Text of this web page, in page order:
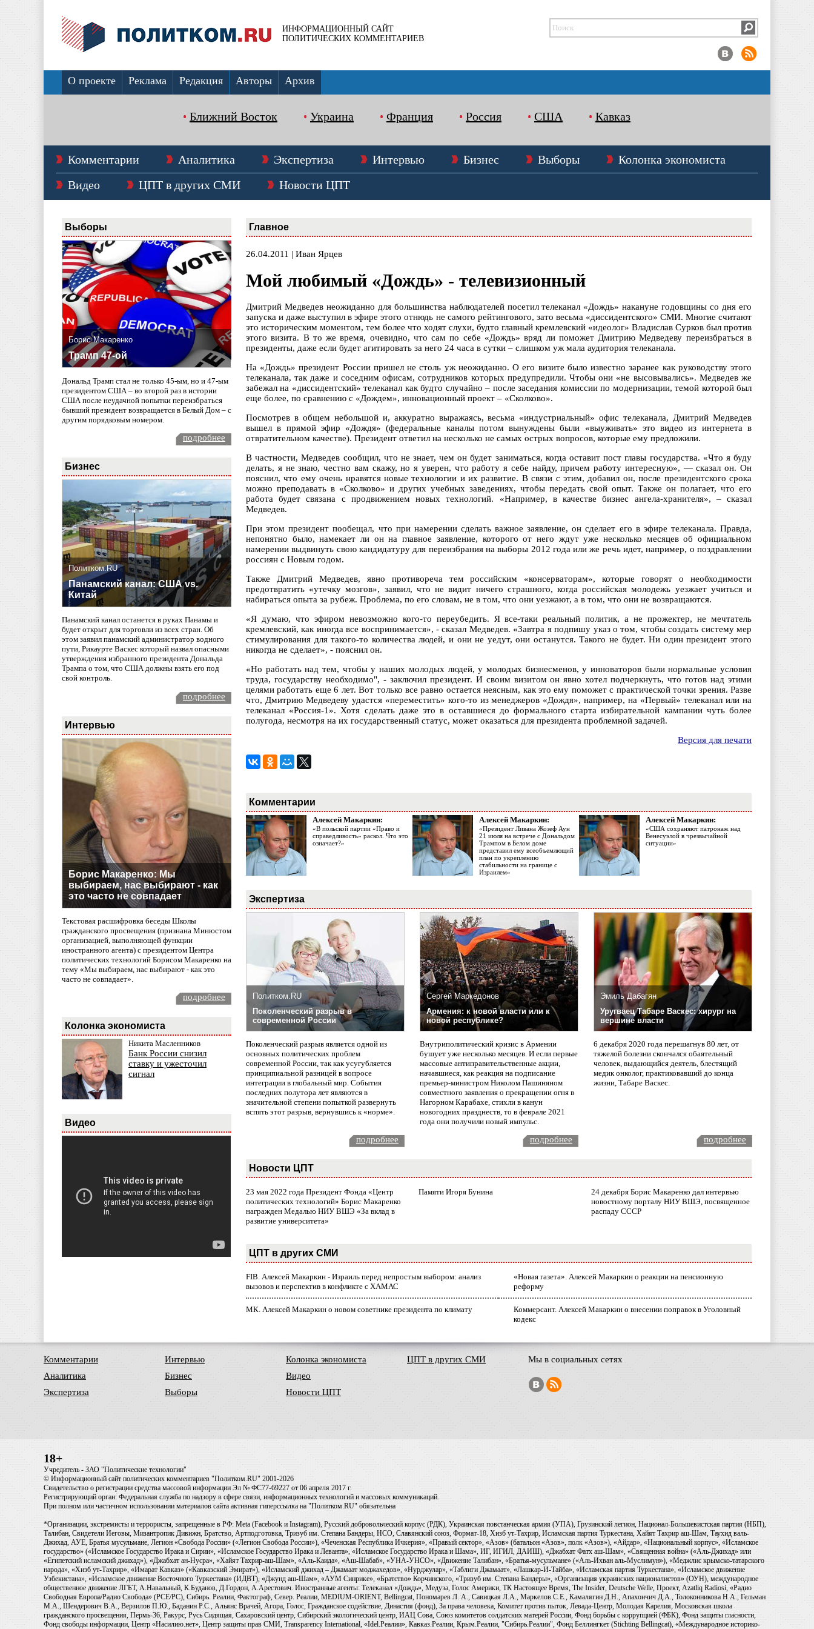
ИНФОРМАЦИОННЫЙ САЙТ
ПОЛИТИЧЕСКИХ КОММЕНТАРИЕВ
О проекте Реклама Редакция Авторы Архив
Ближний Восток Украина Франция Россия США Кавказ
Комментарии Аналитика Экспертиза Интервью Бизнес Выборы
Колонка экономиста
Видео
ЦПТ в других СМИ Новости ЦПТ
Выборы
Борис Макаренко
Трамп 47-ой
Дональд Трамп стал не только 45-ым, но и 47-ым
президентом США – во второй раз в истории
США после неудачной попытки переизбраться
бывший президент возвращается в Белый Дом – с
другим порядковым номером.
подробнее
Бизнес
Политком.RU
Панамский канал: США vs.
Китай
Панамский канал останется в руках Панамы и
будет открыт для торговли из всех стран. Об
этом заявил панамский администратор водного
пути, Рикаурте Васкес который назвал опасными
утверждения избранного президента Дональда
Трампа о том, что США должны взять его под
свой контроль.
подробнее
Интервью
Борис Макаренко: Мы
выбираем, нас выбирают - как
это часто не совпадает
Текстовая расшифровка беседы Школы
гражданского просвещения (признана Минюстом
организацией, выполняющей функции
иностранного агента) с президентом Центра
политических технологий Борисом Макаренко на
тему «Мы выбираем, нас выбирают - как это
часто не совпадает».
подробнее
Колонка экономиста
Никита Масленников
Банк России снизил
ставку и ужесточил
сигнал
Видео
Главное
26.04.2011 | Иван Ярцев
Мой любимый «Дождь» - телевизионный
Дмитрий Медведев неожиданно для большинства наблюдателей посетил телеканал «Дождь» накануне годовщины со дня его
запуска и даже выступил в эфире этого отнюдь не самого рейтингового, зато весьма «диссидентского» СМИ. Многие считают
это историческим моментом, тем более что ходят слухи, будто главный кремлевский «идеолог» Владислав Сурков был против
этого визита. В то же время, очевидно, что сам по себе «Дождь» вряд ли поможет Дмитрию Медведеву переизбраться в
президенты, даже если будет агитировать за него 24 часа в сутки – слишком уж мала аудитория телеканала.
На «Дождь» президент России пришел не столь уж неожиданно. О его визите было известно заранее как руководству этого
телеканала, так даже и соседним офисам, сотрудников которых предупредили. Чтобы они «не высовывались». Медведев же
забежал на «диссидентский» телеканал как будто случайно – после заседания комиссии по модернизации, темой которой был
еще более, по сравнению с «Дождем», инновационный проект – «Сколково».
Посмотрев в общем небольшой и, аккуратно выражаясь, весьма «индустриальный» офис телеканала, Дмитрий Медведев
вышел в прямой эфир «Дождя» (федеральные каналы потом вынуждены были «выуживать» это видео из интернета в
отвратительном качестве). Президент ответил на несколько не самых острых вопросов, которые ему предложили.
В частности, Медведев сообщил, что не знает, чем он будет заниматься, когда оставит пост главы государства. «Что я буду
делать, я не знаю, честно вам скажу, но я уверен, что работу я себе найду, причем работу интересную», — сказал он. Он
пояснил, что ему очень нравятся новые технологии и их развитие. В связи с этим, добавил он, после президентского срока
можно преподавать в «Сколково» и других учебных заведениях, чтобы передать свой опыт. Также он полагает, что его
работа будет связана с продвижением новых технологий. «Например, в качестве бизнес ангела-хранителя», – сказал
Медведев.
При этом президент пообещал, что при намерении сделать важное заявление, он сделает его в эфире телеканала. Правда,
непонятно было, намекает ли он на главное заявление, которого от него ждут уже несколько месяцев об официальном
намерении выдвинуть свою кандидатуру для переизбрания на выборы 2012 года или же речь идет, например, о поздравлении
россиян с Новым годом.
Также Дмитрий Медведев, явно противореча тем российским «консерваторам», которые говорят о необходимости
предотвратить «утечку мозгов», заявил, что не видит ничего страшного, когда российская молодежь уезжает учиться и
набираться опыта за рубеж. Проблема, по его словам, не в том, что они уезжают, а в том, что они не возвращаются.
«Я думаю, что эфиром невозможно кого-то переубедить. Я все-таки реальный политик, а не прожектер, не мечтатель
кремлевский, как иногда все воспринимается», - сказал Медведев. «Завтра я подпишу указ о том, чтобы создать систему мер
стимулирования для такого-то количества людей, и они не уедут, они останутся. Такого не будет. Ни один президент этого
никогда не сделает», - пояснил он.
«Но работать над тем, чтобы у наших молодых людей, у молодых бизнесменов, у инноваторов были нормальные условия
труда, государству необходимо", - заключил президент. И своим визитом он явно хотел подчеркнуть, что готов над этими
целями работать еще 6 лет. Вот только все равно остается неясным, как это ему поможет с практической точки зрения. Разве
что, Дмитрию Медведеву удастся «переместить» кого-то из менеджеров «Дождя», например, на «Первый» телеканал или на
телеканал «Россия-1». Хотя сделать даже это в оставшиеся до формального старта избирательной кампании чуть более
полугода, несмотря на их государственный статус, может оказаться для президента проблемной задачей.
Версия для печати
Комментарии
Алексей Макаркин:
«В польской партии «Право и
справедливость» раскол. Что это
означает?»
Алексей Макаркин:
«Президент Ливана Жозеф Аун
21 июля на встрече с Дональдом
Трампом в Белом доме
представил ему всеобъемлющий
план по укреплению
стабильности на границе с
Израилем»
Алексей Макаркин:
«США сохраняют патронаж над
Венесуэлой в чрезвычайной
ситуации»
Экспертиза
Политком.RU
Поколенческий разрыв в
современной России
Поколенческий разрыв является одной из
основных политических проблем
современной России, так как усугубляется
принципиальной разницей в вопросе
интеграции в глобальный мир. События
последних полутора лет являются в
значительной степени попыткой развернуть
вспять этот разрыв, вернувшись к «норме».
Сергей Маркедонов
Армения: к новой власти или к
новой республике?
Внутриполитический кризис в Армении
бушует уже несколько месяцев. И если первые
массовые антиправительственные акции,
начавшиеся, как реакция на подписание
премьер-министром Николом Пашиняном
совместного заявления о прекращении огня в
Нагорном Карабахе, стихли в канун
новогодних празднеств, то в феврале 2021
года они получили новый импульс.
Эмиль Дабагян
Уругваец Табаре Васкес: хирург на
вершине власти
6 декабря 2020 года перешагнув 80 лет, от
тяжелой болезни скончался обаятельный
человек, выдающийся деятель, блестящий
медик онколог, практиковавший до конца
жизни, Табаре Васкес.
подробнее подробнее подробнее
Новости ЦПТ
23 мая 2022 года Президент Фонда «Центр
политических технологий» Борис Макаренко
награжден Медалью НИУ ВШЭ «За вклад в
развитие университета»
Памяти Игоря Бунина
24 декабря Борис Макаренко дал интервью
новостному порталу НИУ ВШЭ, посвященное
распаду СССР
ЦПТ в других СМИ
FIB. Алексей Макаркин - Израиль перед непростым выбором: анализ
вызовов и перспектив в конфликте с ХАМАС
«Новая газета». Алексей Макаркин о реакции на пенсионную
реформу
МК. Алексей Макаркин о новом советнике президента по климату
Коммерсант. Алексей Макаркин о внесении поправок в Уголовный
кодекс
Комментарии
Аналитика
Экспертиза
Интервью
Бизнес
Выборы
Колонка экономиста
Видео
Новости ЦПТ
ЦПТ в других СМИ Мы в социальных сетях
18+
Учредитель - ЗАО "Политические технологии"
© Информационный сайт политических комментариев "Политком.RU" 2001-2026
Свидетельство о регистрации средства массовой информации Эл № ФС77-69227 от 06 апреля 2017 г.
Регистрирующий орган: Федеральная служба по надзору в сфере связи, информационных технологий и массовых коммуникаций.
При полном или частичном использовании материалов сайта активная гиперссылка на "Политком.RU" обязательна
*Организации, экстремисты и террористы, запрещенные в РФ: Meta (Facebook и Instagram), Русский добровольческий корпус (РДК), Украинская повстанческая армия (УПА), Грузинский легион, Национал-Большевистская партия (НБП),
Талибан, Свидетели Иеговы, Мизантропик Дивижн, Братство, Артподготовка, Тризуб им. Степана Бандеры, НСО, Славянский союз, Формат-18, Хизб ут-Тахрир, Исламская партия Туркестана, Хайят Тахрир аш-Шам, Таухид валь-
Джихад, АУЕ, Братья мусульмане, Легион «Свобода России» («Легион Свобода России»), «Чеченская Республика Ичкерия», «Правый сектор», «Азов» (батальон «Азов», полк «Азов»), «Айдар», «Национальный корпус», «Исламское
государство» («Исламское Государство Ирака и Сирии», «Исламское Государство Ирака и Леванта», «Исламское Государство Ирака и Шама», ИГ, ИГИЛ, ДАИШ), «Джабхат Фатх аш-Шам», «Священная война» («Аль-Джихад» или
«Египетский исламский джихад»), «Джабхат ан-Нусра», «Хайят Тахрир-аш-Шам», «Аль-Каида», «Аш-Шабаб», «УНА-УНСО», «Движение Талибан», «Братья-мусульмане» («Аль-Ихван аль-Муслимун»), «Меджлис крымско-татарского
народа», «Хизб ут-Тахрир», «Имарат Кавказ» («Кавказский Эмират»), «Исламский джихад – Джамаат моджахедов», «Нурджулар», «Таблиги Джамаат», «Лашкар-И-Тайба», «Исламская партия Туркестана», «Исламское движение
Узбекистана», «Исламское движение Восточного Туркестана» (ИДВТ), «Джунд аш-Шам», «АУМ Синрике», «Братство» Корчинского, «Тризуб им. Степана Бандеры», «Организация украинских националистов» (ОУН), международное
общественное движение ЛГБТ, А.Навальный, К.Буданов, Д.Гордон, А.Арестович. Иностранные агенты: Телеканал «Дождь», Медуза, Голос Америки, ТК Настоящее Время, The Insider, Deutsche Welle, Проект, Azatliq Radiosi, «Радио
Свободная Европа/Радио Свобода» (PCE/PC), Сибирь. Реалии, Фактограф, Север. Реалии, MEDIUM-ORIENT, Bellingcat, Пономарев Л. А., Савицкая Л.А., Маркелов С.Е., Камалягин Д.Н., Апахончич Д.А., Толоконникова Н.А., Гельман
М.А., Шендерович В.А., Верзилов П.Ю., Баданин Р.С., Альянс Врачей, Агора, Голос, Гражданское содействие, Династия (фонд), За права человека, Комитет против пыток, Левада-Центр, Молодая Карелия, Московская школа
гражданского просвещения, Пермь-36, Ракурс, Русь Сидящая, Сахаровский центр, Сибирский экологический центр, ИАЦ Сова, Союз комитетов солдатских матерей России, Фонд борьбы с коррупцией (ФБК), Фонд защиты гласности,
Фонд свободы информации, Центр «Насилию.нет», Центр защиты прав СМИ, Transparency International, «Idel.Реалии», Кавказ.Реалии, Крым.Реалии, "Сибирь.Реалии", Фонд Беллингкет (Stichting Bellingcat), «Международное историко-